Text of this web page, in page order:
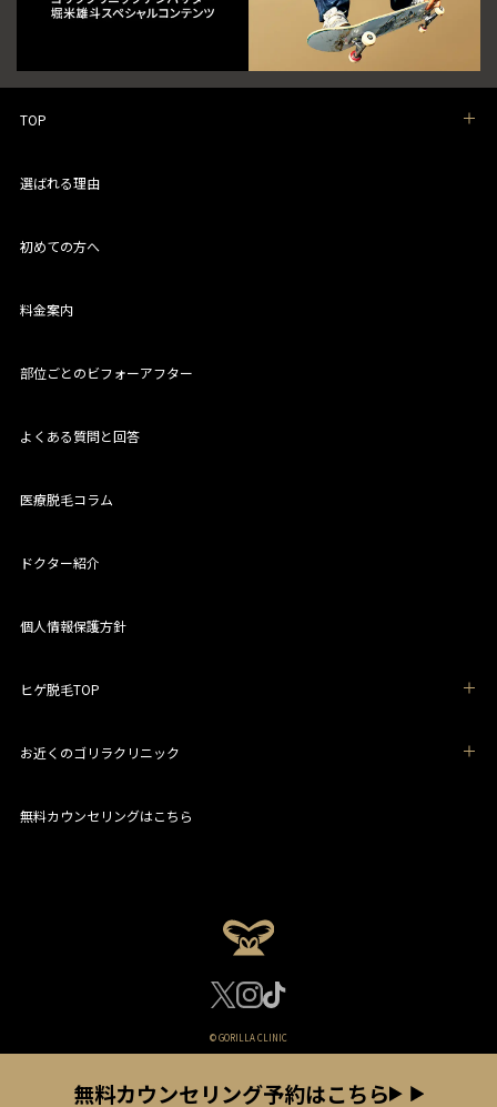
TOP
選ばれる理由
初めての方へ
料金案内
部位ごとのビフォーアフター
よくある質問と回答
医療脱毛コラム
ドクター紹介
個人情報保護方針
ヒゲ脱毛TOP
お近くのゴリラクリニック
無料カウンセリングはこちら
© GORILLA CLINIC
無料カウンセリング予約はこちら